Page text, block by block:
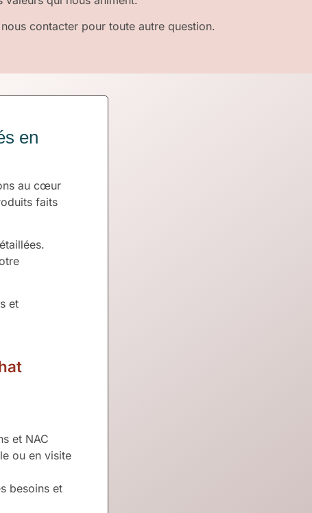
contacter pour toute autre question.
en
au cœur
faits
et
et NAC
ou en visite
besoins et